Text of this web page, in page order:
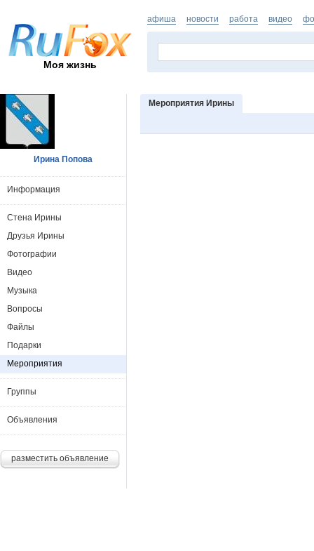
Моя жизнь
афиша новости работа видео
Мероприятия Ирины
Ирина Попова
Информация
Стена Ирины
Друзья Ирины
Фотографии
Видео
Музыка
Вопросы
Файлы
Подарки
Мероприятия
Группы
Объявления
разместить объявление